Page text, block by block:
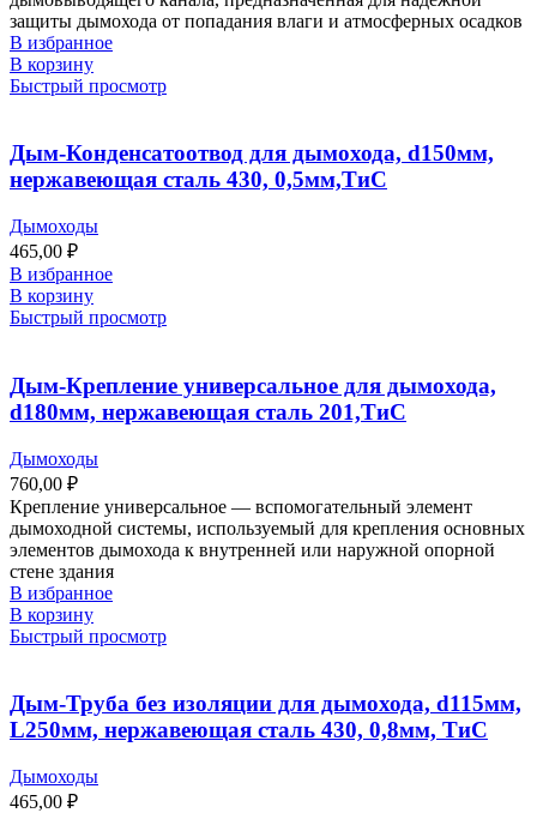
защиты дымохода от попадания влаги и атмосферных осадков
В избранное
В корзину
Быстрый просмотр
Дым-Конденсатоотвод для дымохода, d150мм,
нержавеющая сталь 430, 0,5мм,ТиС
Дымоходы
465,00 ₽
В избранное
В корзину
Быстрый просмотр
Дым-Крепление универсальное для дымохода,
d180мм, нержавеющая сталь 201,ТиС
Дымоходы
760,00 ₽
Крепление универсальное — вспомогательный элемент
дымоходной системы, используемый для крепления основных
элементов дымохода к внутренней или наружной опорной
стене здания
В избранное
В корзину
Быстрый просмотр
Дым-Труба без изоляции для дымохода, d115мм,
L250мм, нержавеющая сталь 430, 0,8мм, ТиС
Дымоходы
465,00 ₽